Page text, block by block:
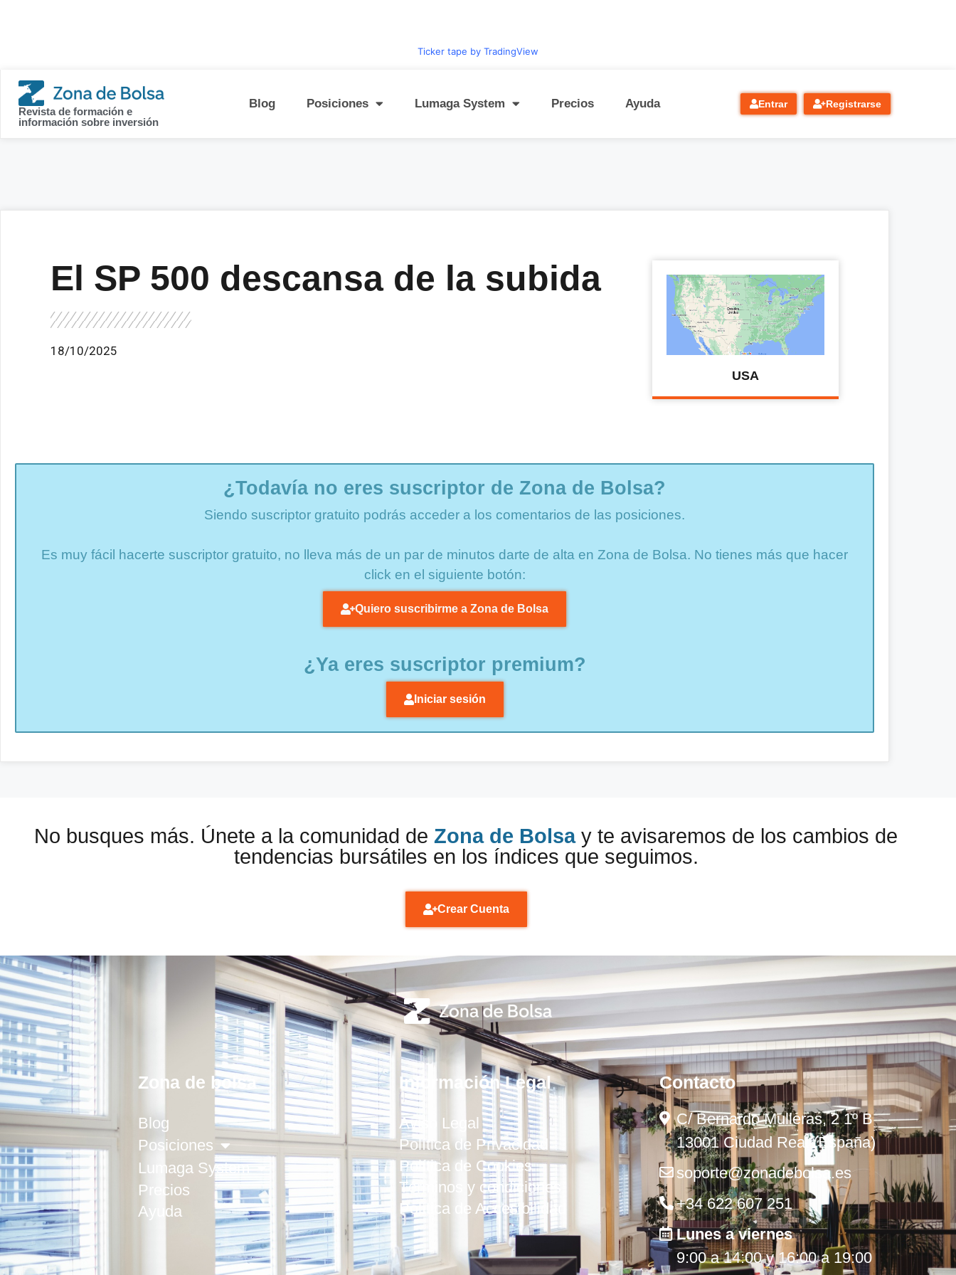
Ticker tape by TradingView
Revista de formación e
información sobre inversión
Blog Posiciones Lumaga System Precios Ayuda Entrar Registrarse
El SP 500 descansa de la subida
18/10/2025
USA
¿Todavía no eres suscriptor de Zona de Bolsa?
Siendo suscriptor gratuito podrás acceder a los comentarios de las posiciones.
Es muy fácil hacerte suscriptor gratuito, no lleva más de un par de minutos darte de alta en Zona de Bolsa. No tienes más que hacer
click en el siguiente botón:
Quiero suscribirme a Zona de Bolsa
¿Ya eres suscriptor premium?
Iniciar sesión
No busques más. Únete a la comunidad de Zona de Bolsay te avisaremos de los cambios de
tendencias bursátiles en los índices que seguimos.
Crear Cuenta
Zona de bolsa
Blog
Posiciones
Lumaga System
Precios
Ayuda
Información Legal
Aviso Legal
Política de Privacidad
Política de Cookies
Términos y condiciones
Política de Accesibilidad
Contacto
C/ Bernardo Mulleras, 2 1º B
13001 Ciudad Real (España)
soporte@zonadebolsa.es
+34 622 607 251
Lunes a viernes
9:00 a 14:00 y 16:00 a 19:00